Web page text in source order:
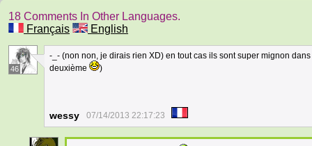
18 Comments In Other Languages.
Français
English
46
-_- (non non, je dirais rien XD) en tout cas ils sont super mignon
deuxième
)
wessy 07/14/2013 22:17:23